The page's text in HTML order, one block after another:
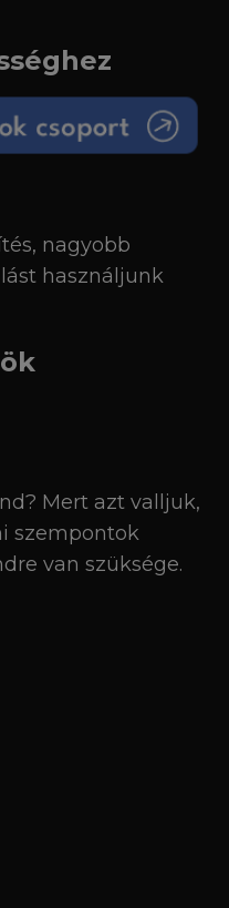
nagyobb
használjunk
Mert azt valljuk,
szempontok
van szüksége.